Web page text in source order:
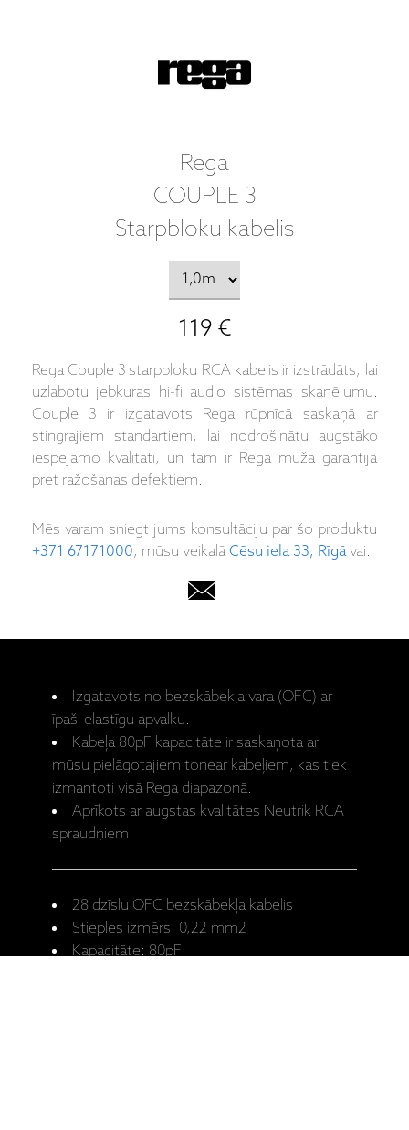
Rega
COUPLE 3
Starpbloku kabelis
119 €
Rega Couple 3 starpbloku RCA kabelis ir izstrādāts, lai
uzlabotu jebkuras hi-fi audio sistēmas skanējumu.
Couple 3 ir izgatavots Rega rūpnīcā saskaņā ar
stingrajiem standartiem, lai nodrošinātu augstāko
iespējamo kvalitāti, un tam ir Rega mūža garantija
pret ražošanas defektiem.
Mēs varam sniegt jums konsultāciju par šo produktu
+371 67171000, mūsu veikalāCēsu iela 33, Rīgāvai:
Izgatavots no bezskābekļa vara (OFC) ar
īpaši elastīgu apvalku.
Kabeļa 80pF kapacitāte ir saskaņota ar
mūsu pielāgotajiem tonear kabeļiem, kas tiek
izmantoti visā Rega diapazonā.
Aprīkots ar augstas kvalitātes Neutrik RCA
spraudņiem.
28 dzīslu OFC bezskābekļa kabelis
Stieples izmērs: 0,22 mm2
Kapacitāte: 80pF